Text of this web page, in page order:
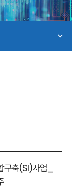
구축(SI)사업_